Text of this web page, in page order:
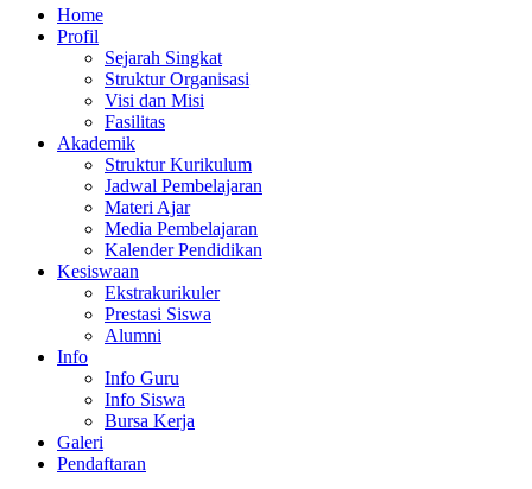
Home
Profil
Sejarah Singkat
Struktur Organisasi
Visi dan Misi
Fasilitas
Akademik
Struktur Kurikulum
Jadwal Pembelajaran
Materi Ajar
Media Pembelajaran
Kalender Pendidikan
Kesiswaan
Ekstrakurikuler
Prestasi Siswa
Alumni
Info
Info Guru
Info Siswa
Bursa Kerja
Galeri
Pendaftaran